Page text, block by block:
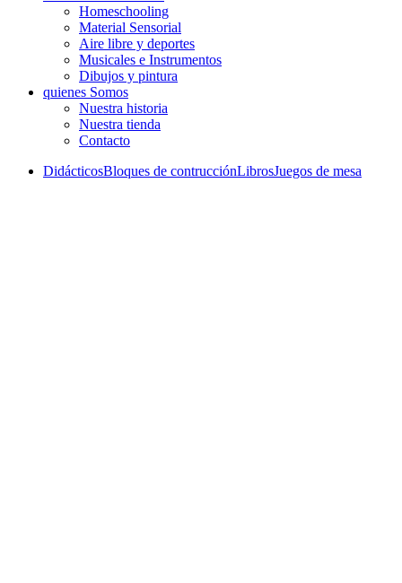
Homeschooling
Material Sensorial
Aire libre y deportes
Musicales e Instrumentos
Dibujos y pintura
quienes Somos
Nuestra historia
Nuestra tienda
Contacto
DidácticosBloques de contrucciónLibrosJuegos de mesa